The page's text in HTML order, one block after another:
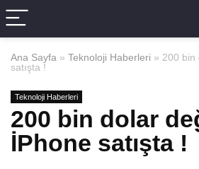
Ana Sayfa » Teknoloji Haberleri » 200 bin
satışta !
Teknoloji Haberleri
200 bin dolar
İPhone satışta !